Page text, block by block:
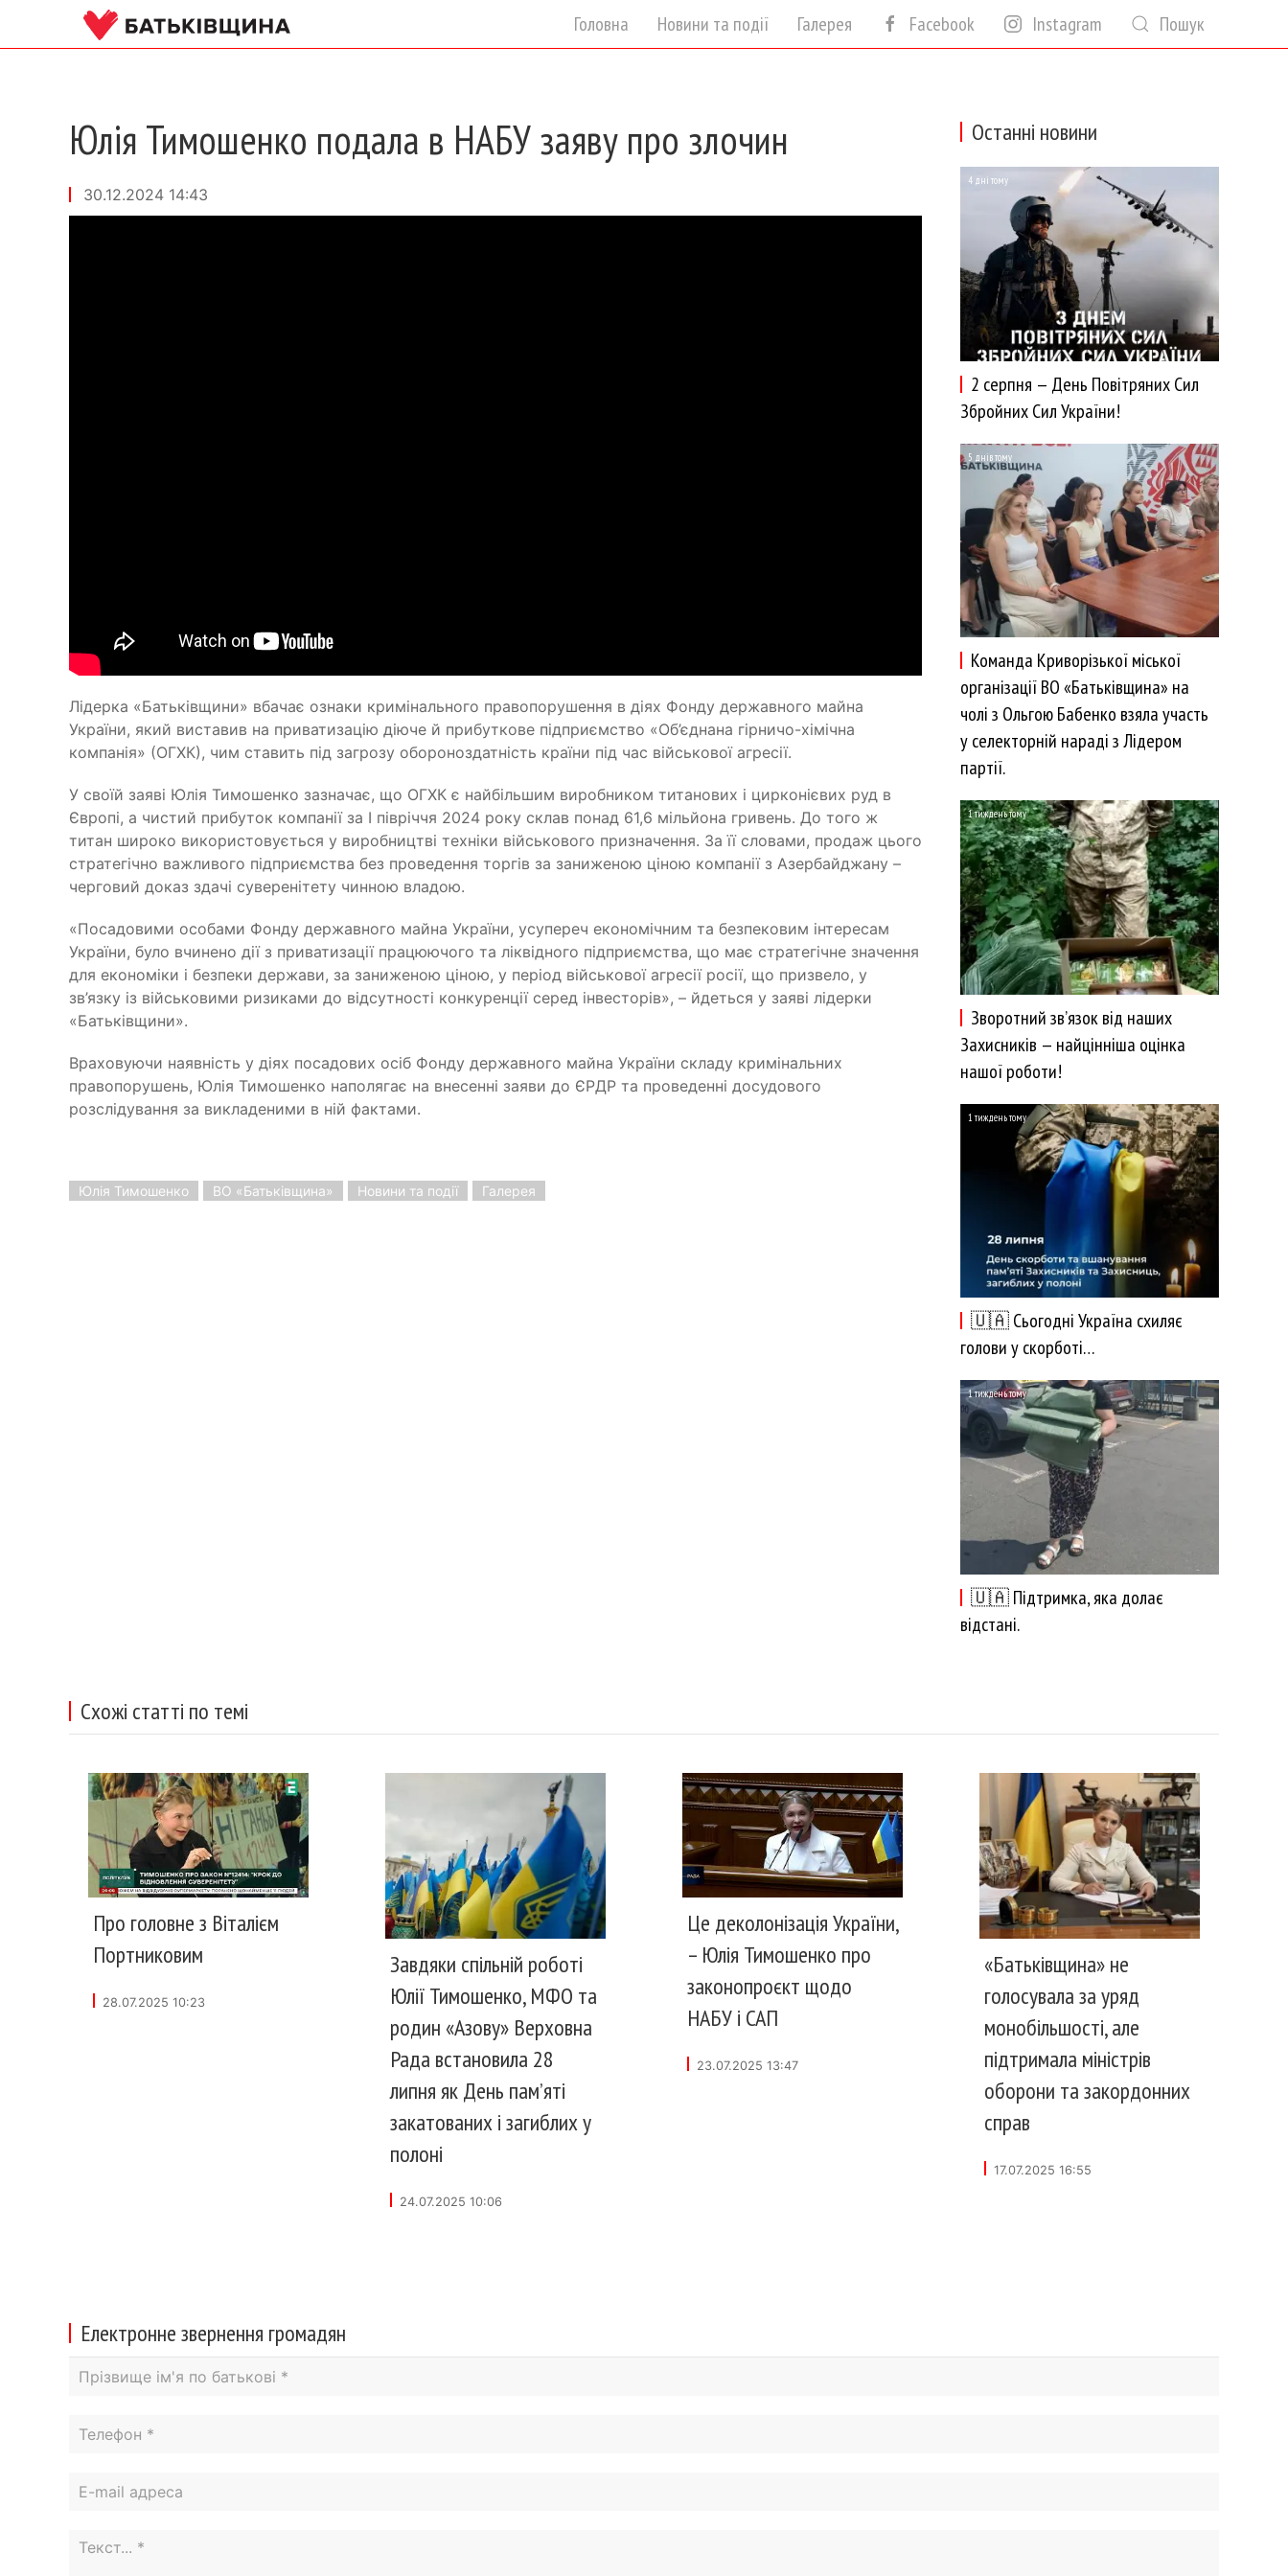
Головна Новини та події Галерея Facebook Instagram Пошук
Юлія Тимошенко подала в НАБУ заяву про злочин
30.12.2024 14:43
Лідерка «Батьківщини» вбачає ознаки кримінального правопорушення в діях Фонду державного майна
України, який виставив на приватизацію діюче й прибуткове підприємство «Об’єднана гірничо-хімічна
компанія» (ОГХК), чим ставить під загрозу обороноздатність країни під час військової агресії.
У своїй заяві Юлія Тимошенко зазначає, що ОГХК є найбільшим виробником титанових і цирконієвих руд в
Європі, а чистий прибуток компанії за І півріччя 2024 року склав понад 61,6 мільйона гривень. До того ж
титан широко використовується у виробництві техніки військового призначення. За її словами, продаж цього
стратегічно важливого підприємства без проведення торгів за заниженою ціною компанії з Азербайджану –
черговий доказ здачі суверенітету чинною владою.
«Посадовими особами Фонду державного майна України, усупереч економічним та безпековим інтересам
України, було вчинено дії з приватизації працюючого та ліквідного підприємства, що має стратегічне значення
для економіки і безпеки держави, за заниженою ціною, у період військової агресії росії, що призвело, у
зв’язку із військовими ризиками до відсутності конкуренції серед інвесторів», – йдеться у заяві лідерки
«Батьківщини».
Враховуючи наявність у діях посадових осіб Фонду державного майна України складу кримінальних
правопорушень, Юлія Тимошенко наполягає на внесенні заяви до ЄРДР та проведенні досудового
розслідування за викладеними в ній фактами.
Юлія Тимошенко ВО «Батьківщина» Новини та події Галерея
Останні новини
4 дні тому
2 серпня — День Повітряних Сил
Збройних Сил України!
5 днів тому
Команда Криворізької міської
організації ВО «Батьківщина» на
чолі з Ольгою Бабенко взяла участь
у селекторній нараді з Лідером
партії.
1 тиждень тому
Зворотний зв’язок від наших
Захисників — найцінніша оцінка
нашої роботи!
1 тиждень тому
🇺🇦 Сьогодні Україна схиляє
голови у скорботі…
1 тиждень тому
🇺🇦 Підтримка, яка долає
відстані.
Схожі статті по темі
Про головне з Віталієм
Портниковим
28.07.2025 10:23
Завдяки спільній роботі
Юлії Тимошенко, МФО та
родин «Азову» Верховна
Рада встановила 28
липня як День пам’яті
закатованих і загиблих у
полоні
24.07.2025 10:06
Це деколонізація України,
– Юлія Тимошенко про
законопроєкт щодо
НАБУ і САП
23.07.2025 13:47
«Батьківщина» не
голосувала за уряд
монобільшості, але
підтримала міністрів
оборони та закордонних
справ
17.07.2025 16:55
Електронне звернення громадян